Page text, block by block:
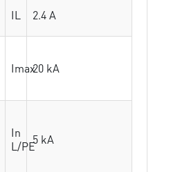
IL 2.4 A
Imax20 kA
In
L/PE5 kA